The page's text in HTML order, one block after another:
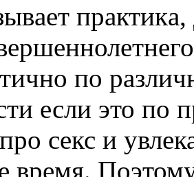
по
если это по
секс и
время.